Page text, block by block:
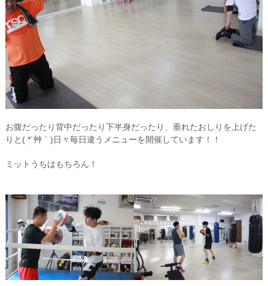
お腹だったり背中だったり下半身だったり、垂れたおしりを上げた
りと( *´艸｀)日々毎日違うメニューを開催しています！！
ミットうちはもちろん！